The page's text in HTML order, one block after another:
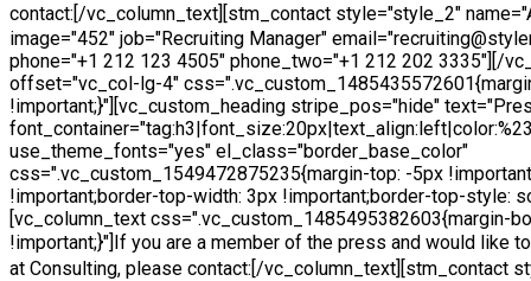
contact:[/vc_column_text][stm_contact style="style_2"
image="452" job="Recruiting Manager"
phone="+1 212 123 4505" phone_two="+1 212 202 3335"][/
offset="vc_col-lg-4"
!important;}"][vc_custom_heading stripe_pos="hide"
use_theme_fonts="yes" el_class="border_base_color"
css=".vc_custom_1549472875235{margin-top: -5px
!important;border-top-width: 3px !important;border-top-style:
[vc_column_text css=".vc_custom_1485495382603{margin-
!important;}"]If you are a member of the press and would like
at Consulting, please contact:[/vc_column_text][stm_contact